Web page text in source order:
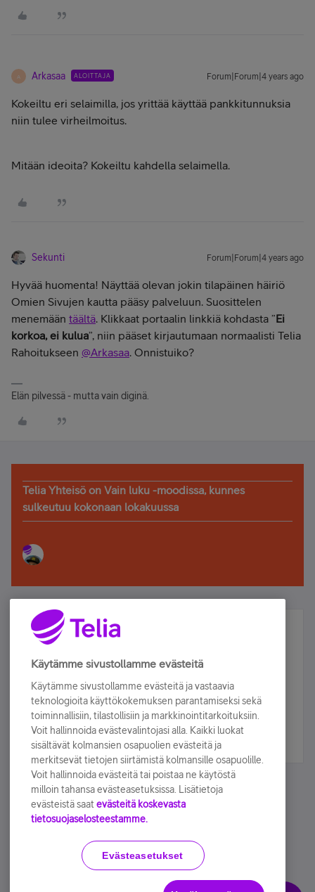
A Arkasaa ALOITTAJA Forum|Forum|4 years ago
Kokeiltu eri selaimilla, jos yrittää käyttää pankkitunnuksia
niin tulee virheilmoitus.
Mitään ideoita? Kokeiltu kahdella selaimella.
Sekunti Forum|Forum|4 years ago
Hyvää huomenta! Näyttää olevan jokin tilapäinen häiriö
Omien Sivujen kautta pääsy palveluun. Suosittelen
menemään täältä. Klikkaat portaalin linkkiä kohdasta ”Ei
korkoa, ei kulua”, niin pääset kirjautumaan normaalisti Telia
Rahoitukseen @Arkasaa. Onnistuiko?
Elän pilvessä - mutta vain diginä.
Telia Yhteisö on Vain luku -moodissa, kunnes
sulkeutuu kokonaan lokakuussa
Älä jää paitsi – osallistu ja voita!
Tilaa Telian uutiskirje ja olet mukana arvonnassa.
sähköpostiisi.
Tilaa nyt
Käyttöehdot Accessibility statement
Käytämme sivustollamme evästeitä
Käytämme sivustollamme evästeitä ja vastaavia
teknologioita käyttökokemuksen parantamiseksi sekä
toiminnallisiin, tilastollisiin ja markkinointitarkoituksiin.
Voit hallinnoida evästevalintojasi alla. Kaikki luokat
sisältävät kolmansien osapuolien evästeitä ja
merkitsevät tietojen siirtämistä kolmansille osapuolille.
Voit hallinnoida evästeitä tai poistaa ne käytöstä
milloin tahansa evästeasetuksissa. Lisätietoja
evästeistä saat evästeitä koskevasta
tietosuojaselosteestamme.
Evästeasetukset